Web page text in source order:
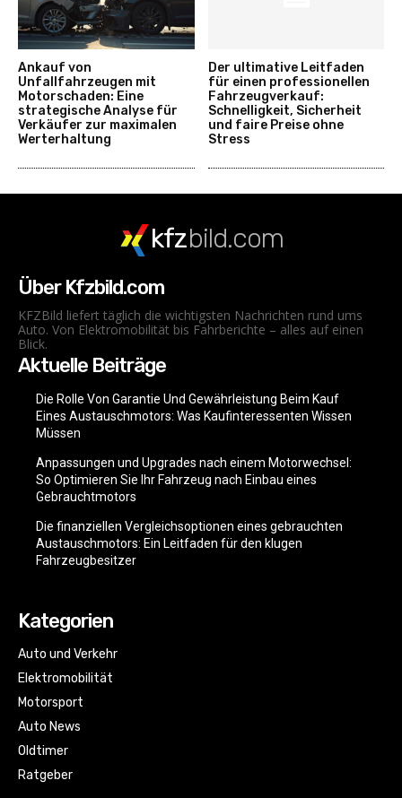
Ankauf von
Unfallfahrzeugen mit
Motorschaden: Eine
strategische Analyse für
Verkäufer zur maximalen
Werterhaltung
Der ultimative Leitfaden
für einen professionellen
Fahrzeugverkauf:
Schnelligkeit, Sicherheit
und faire Preise ohne
Stress
kfzbild.com
Über Kfzbild.com
KFZBild liefert täglich die wichtigsten Nachrichten rund ums
Auto. Von Elektromobilität bis Fahrberichte – alles auf einen
Blick.
Aktuelle Beiträge
Die Rolle Von Garantie Und Gewährleistung Beim Kauf
Eines Austauschmotors: Was Kaufinteressenten Wissen
Müssen
Anpassungen und Upgrades nach einem Motorwechsel:
So Optimieren Sie Ihr Fahrzeug nach Einbau eines
Gebrauchtmotors
Die finanziellen Vergleichsoptionen eines gebrauchten
Austauschmotors: Ein Leitfaden für den klugen
Fahrzeugbesitzer
Kategorien
Auto und Verkehr
Elektromobilität
Motorsport
Auto News
Oldtimer
Ratgeber